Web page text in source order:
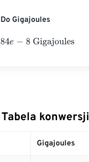
Gigajoules
= 4.184 e 8 Gigajoules
konwersji
Gigajoules